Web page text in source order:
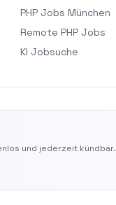
PHP Jobs München
Remote PHP Jobs
KI Jobsuche
und jederzeit kündbar.